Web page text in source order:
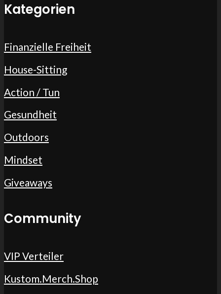
Kategorien
Finanzielle Freiheit
House-Sitting
Action / Tun
Gesundheit
Outdoors
Mindset
Giveaways
Community
VIP Verteiler
Kustom.Merch.Shop